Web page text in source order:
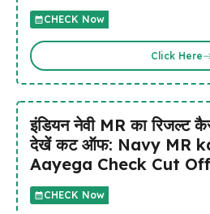
CHECK Now
Click Here
इंडियन नेवी MR का
देखें कट ऑफ: Navy MR
Aayega Check Cut Off
CHECK Now